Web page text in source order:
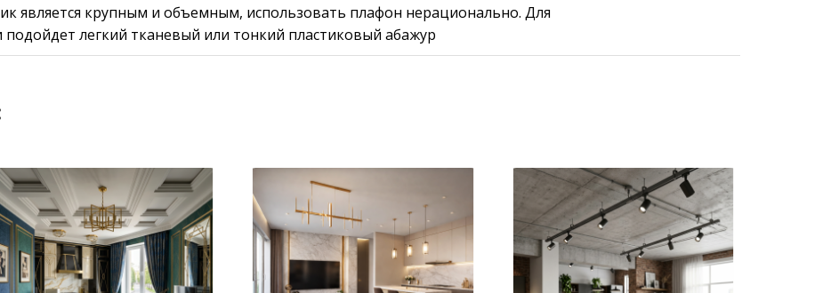
является крупным и объемным, использовать плафон нерационально. Для
подойдет легкий тканевый или тонкий пластиковый абажур